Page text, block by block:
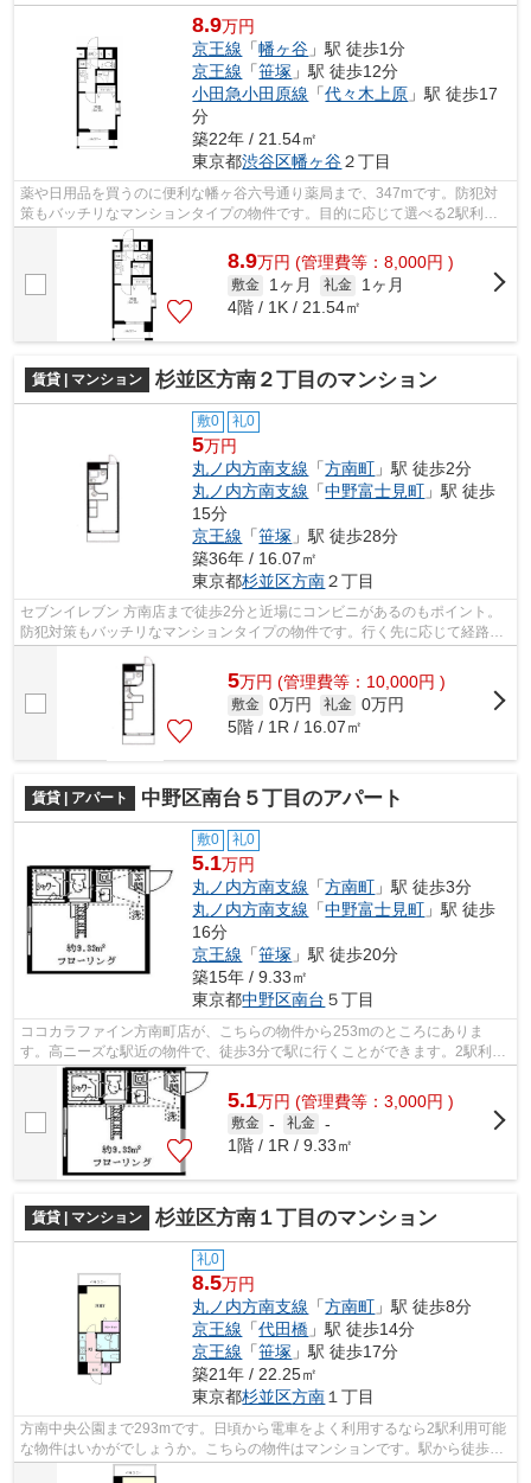
8.9万円
京王線 「幡ヶ谷 」駅 徒歩1分
京王線 「笹塚 」駅 徒歩12分
小田急小田原線 「代々木上原 」駅 徒歩17
分
築22年 / 21.54㎡
東京都渋谷区幡ヶ谷２丁目
薬や日用品を買うのに便利な幡ヶ谷六号通り薬局まで、347mです。防犯対
策もバッチリなマンションタイプの物件です。目的に応じて選べる2駅利用
可能な物件です。こちらはエレベーター付...
8.9万円 (管理費等：8,000円 )
敷金 1ヶ月 礼金
1ヶ月
4階 / 1K / 21.54㎡
賃貸 | マンション 杉並区方南２丁目のマンション
敷0 礼0
5万円
丸ノ内方南支線 「方南町 」駅 徒歩2分
丸ノ内方南支線 「中野富士見町 」駅 徒歩
15分
京王線 「笹塚 」駅 徒歩28分
築36年 / 16.07㎡
東京都杉並区方南２丁目
セブンイレブン 方南店まで徒歩2分と近場にコンビニがあるのもポイント。
防犯対策もバッチリなマンションタイプの物件です。行く先に応じて経路を
5万円 (管理費等：10,000円 )
敷金 0万円 礼金 0万円
5階 / 1R / 16.07㎡
賃貸 | アパート 中野区南台５丁目のアパート
敷0 礼0
5.1万円
丸ノ内方南支線 「方南町 」駅 徒歩3分
丸ノ内方南支線 「中野富士見町 」駅 徒歩
16分
京王線 「笹塚 」駅 徒歩20分
築15年 / 9.33㎡
東京都中野区南台 ５丁目
ココカラファイン方南町店が、こちらの物件から253mのところにありま
す。高ニーズな駅近の物件で、徒歩3分で駅に行くことができます。2駅利用
できる場所にあり、行き先に合わせて使い...
5.1万円 (管理費等：3,000円 )
敷金 - 礼金 -
1階 / 1R / 9.33㎡
賃貸 | マンション 杉並区方南１丁目のマンション
礼0
8.5万円
丸ノ内方南支線 「方南町 」駅 徒歩8分
京王線 「代田橋 」駅 徒歩14分
京王線 「笹塚 」駅 徒歩17分
築21年 / 22.25㎡
東京都杉並区方南 １丁目
方南中央公園まで293mです。日頃から電車をよく利用するなら2駅利用可能
な物件はいかがでしょうか。こちらの物件はマンションです。駅から徒歩8
分の物件なら、駅前のお買い物も便利で...